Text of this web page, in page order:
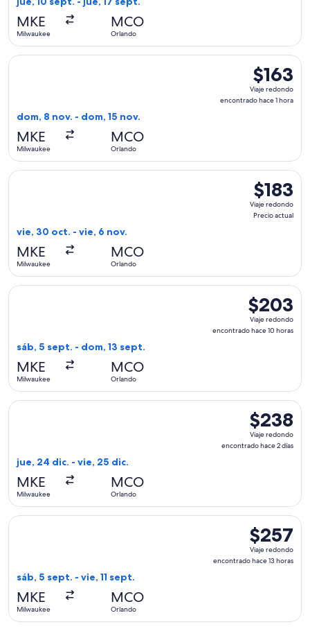
MKE
Milwaukee
MCO
Orlando
$163
Viaje
redondo,
$163
Viaje redondo
encontrado hace 1 hora
dom, 8 nov. - dom, 15 nov.
MKE
Milwaukee
MCO
Orlando
Seleccionar vuelo de Frontier Airlines, con salida el dom, 8
$183
Viaje
redondo,
$183
Viaje redondo
Precio actual
vie, 30 oct. - vie, 6 nov.
MKE
Milwaukee
MCO
Orlando
Seleccionar vuelo de Southwest Airlines, con salida el vie,
$203
Viaje
redondo,
$203
Viaje redondo
encontrado hace 10 horas
sáb, 5 sept. - dom, 13 sept.
MKE
Milwaukee
MCO
Orlando
Seleccionar vuelo de Delta, con salida el sáb, 5 sept.
$238
Viaje
redondo,
$238
Viaje redondo
encontrado hace 2 días
jue, 24 dic. - vie, 25 dic.
MKE
Milwaukee
MCO
Orlando
Seleccionar vuelo de Sun Country Airlines, con salida el
$257
Viaje
redondo,
$257
Viaje redondo
encontrado hace 13 horas
sáb, 5 sept. - vie, 11 sept.
MKE
Milwaukee
MCO
Orlando
Seleccionar vuelo de American Airlines, con salida el sáb,